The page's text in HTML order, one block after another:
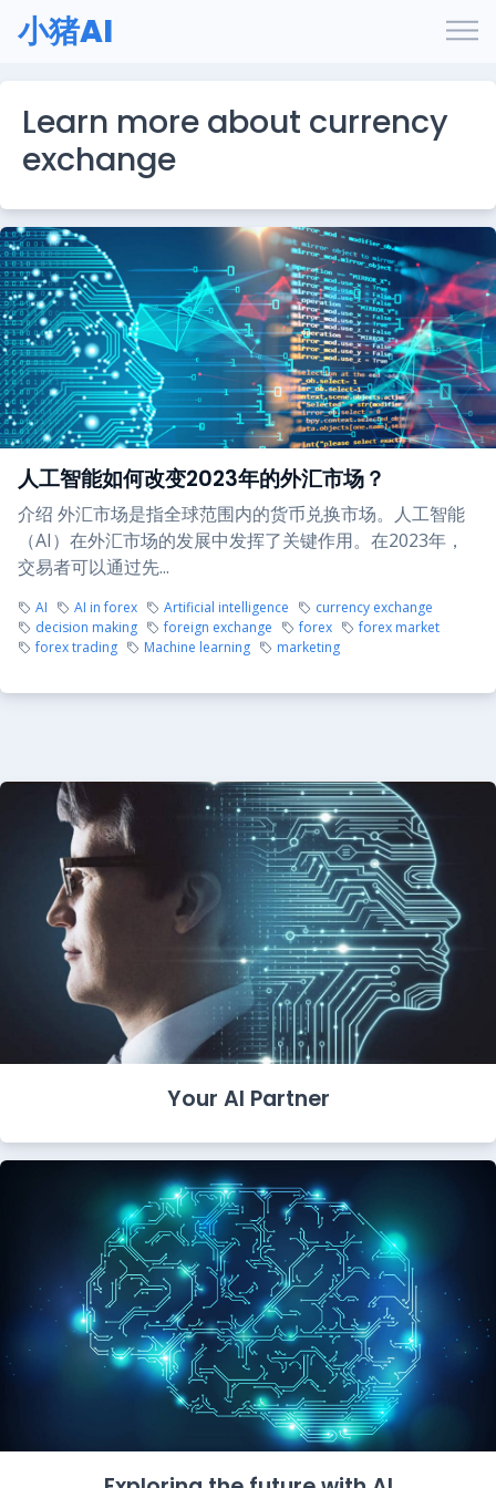
小猪AI
Learn more about currency
exchange
人工智能如何改变2023年的外汇市场？
介绍 外汇市场是指全球范围内的货币兑换市场。人工智能
（AI）在外汇市场的发展中发挥了关键作用。在2023年，
交易者可以通过先...
AI AI in forex Artificial intelligence
currency exchange
decision making
foreign exchange forex
forex market
forex trading
Machine learning marketing
Your AI Partner